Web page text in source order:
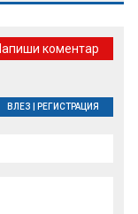
коментар
ВЛЕЗ РЕГИСТРАЦИЯ